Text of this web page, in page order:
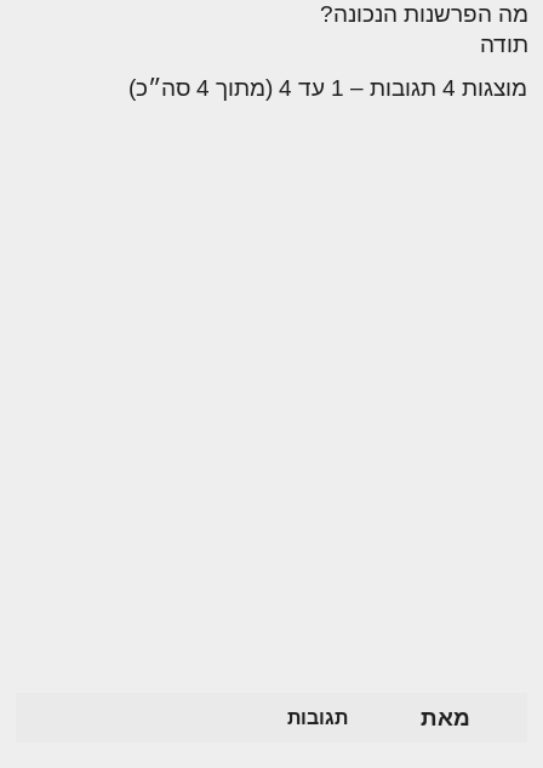
מה הפרשנות הנכונה?
תודה
מוצגות 4 תגובות – 1 עד 4 (מתוך 4 סה״כ)
מאת תגובות